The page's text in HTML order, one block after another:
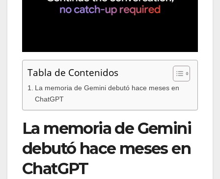
Tabla de Contenidos
La memoria de Gemini debutó hace meses en
ChatGPT
La memoria de Gemini
debutó hace meses en
ChatGPT